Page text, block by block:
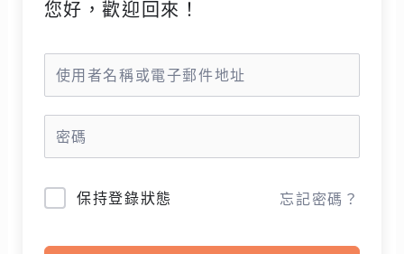
您好，歡迎回來！
保持登錄狀態 忘記密碼？